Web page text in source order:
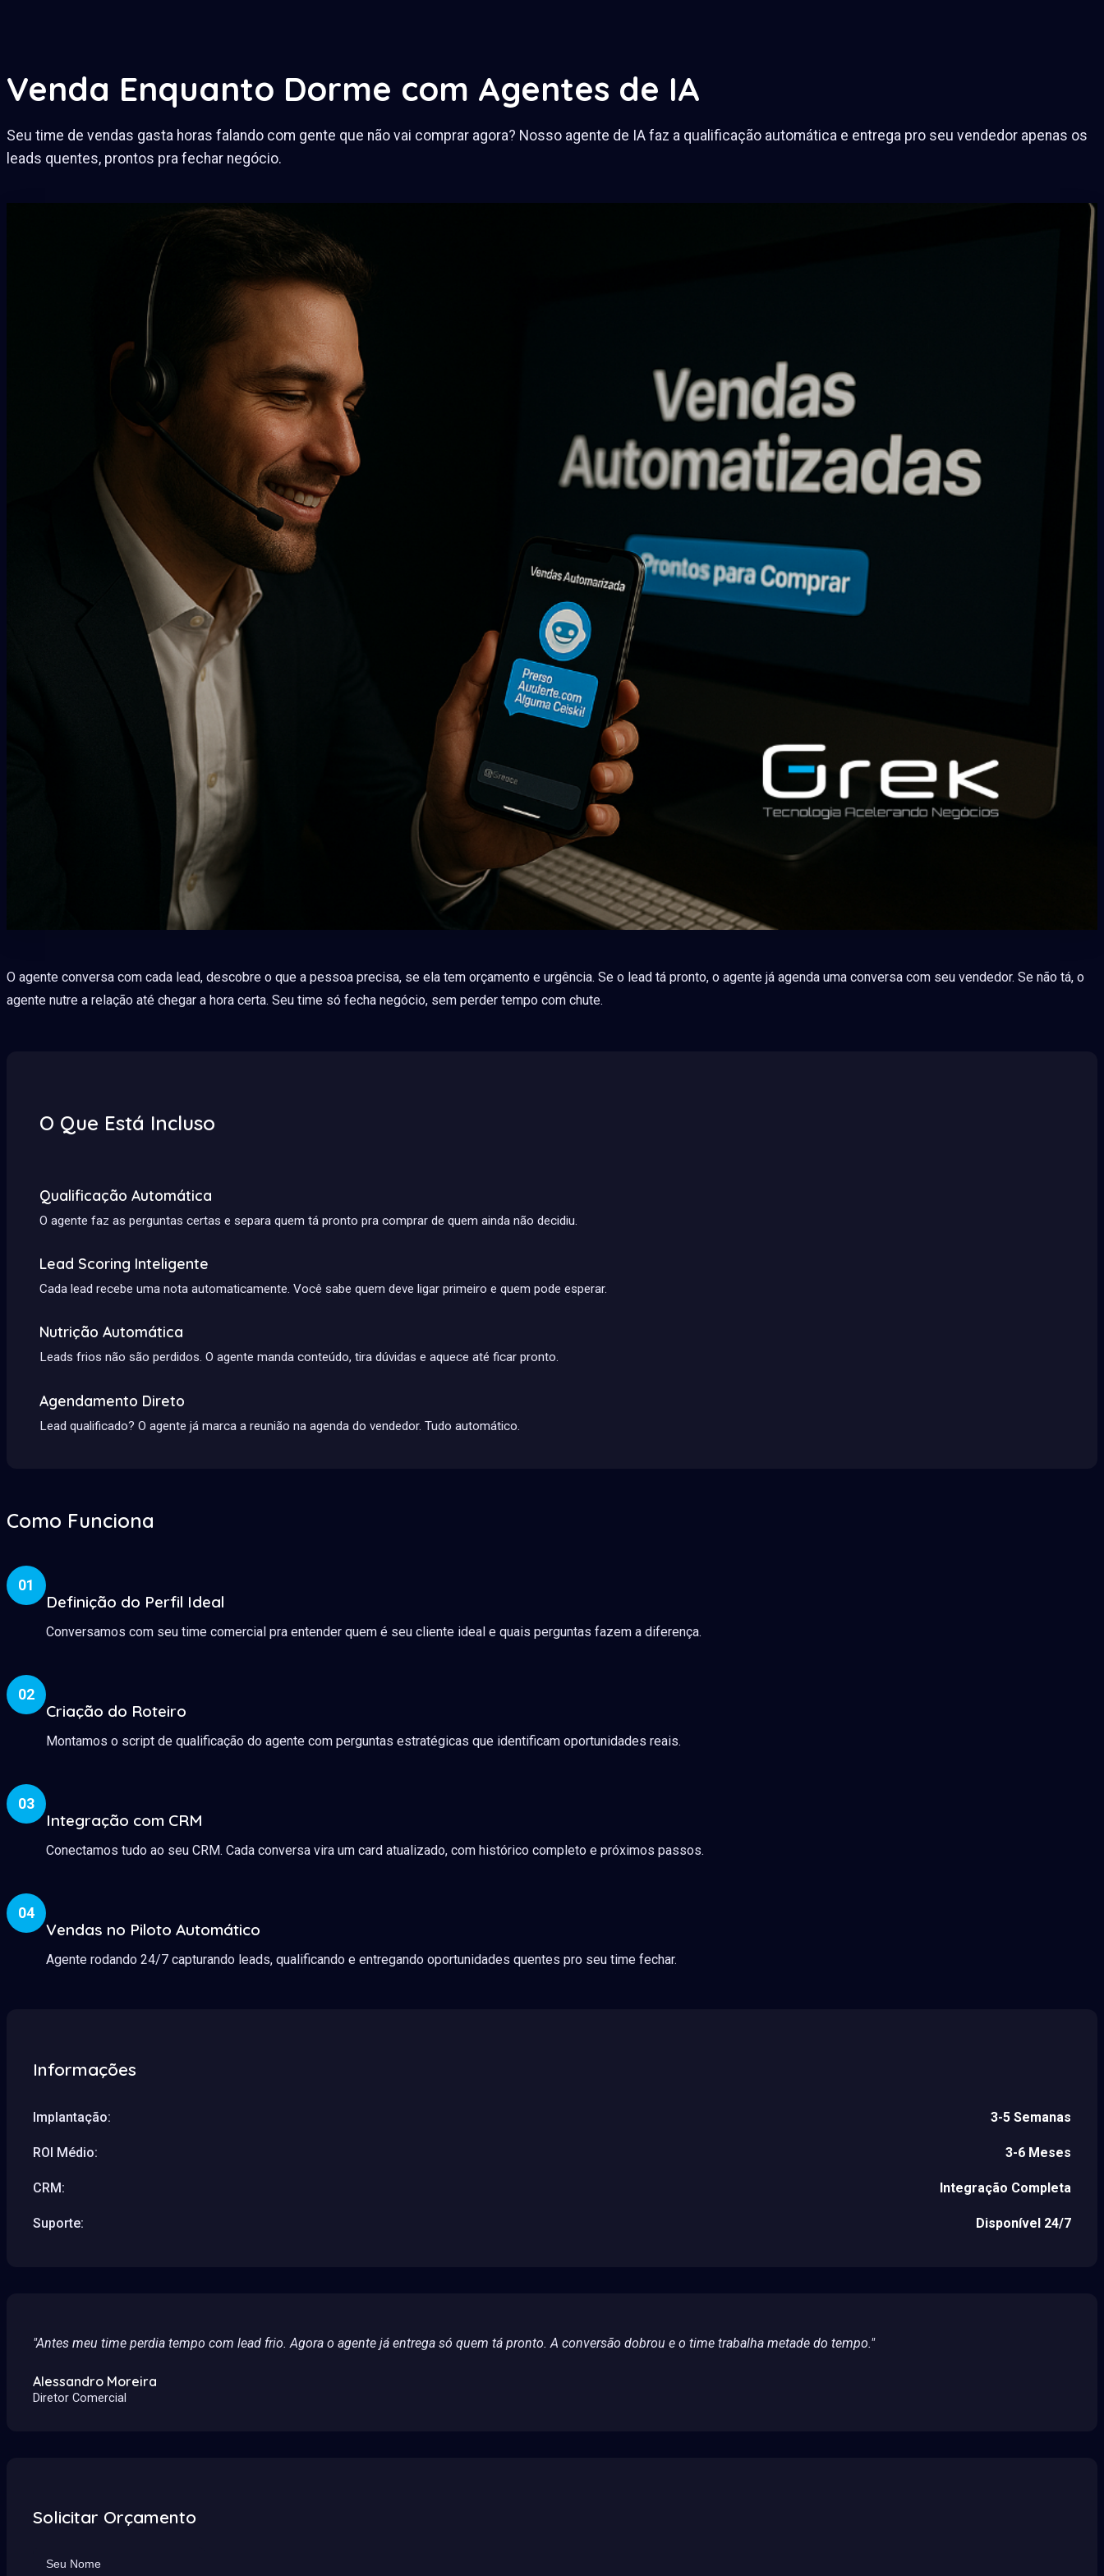
Venda Enquanto Dorme com Agentes de IA
Seu time de vendas gasta horas falando com gente que não vai comprar agora? Nosso agente de IA faz a qualificação automática e entrega pro seu vendedor apenas os
leads quentes, prontos pra fechar negócio.
O agente conversa com cada lead, descobre o que a pessoa precisa, se ela tem orçamento e urgência. Se o lead tá pronto, o agente já agenda uma conversa com seu vendedor. Se não tá, o
agente nutre a relação até chegar a hora certa. Seu time só fecha negócio, sem perder tempo com chute.
O Que Está Incluso
Qualificação Automática
O agente faz as perguntas certas e separa quem tá pronto pra comprar de quem ainda não decidiu.
Lead Scoring Inteligente
Cada lead recebe uma nota automaticamente. Você sabe quem deve ligar primeiro e quem pode esperar.
Nutrição Automática
Leads frios não são perdidos. O agente manda conteúdo, tira dúvidas e aquece até ficar pronto.
Agendamento Direto
Lead qualificado? O agente já marca a reunião na agenda do vendedor. Tudo automático.
Como Funciona
01
Definição do Perfil Ideal
Conversamos com seu time comercial pra entender quem é seu cliente ideal e quais perguntas fazem a diferença.
02
Criação do Roteiro
Montamos o script de qualificação do agente com perguntas estratégicas que identificam oportunidades reais.
03
Integração com CRM
Conectamos tudo ao seu CRM. Cada conversa vira um card atualizado, com histórico completo e próximos passos.
04
Vendas no Piloto Automático
Agente rodando 24/7 capturando leads, qualificando e entregando oportunidades quentes pro seu time fechar.
Informações
Implantação: 3-5 Semanas
ROI Médio: 3-6 Meses
CRM: Integração Completa
Suporte: Disponível 24/7
"Antes meu time perdia tempo com lead frio. Agora o agente já entrega só quem tá pronto. A conversão dobrou e o time trabalha metade do tempo."
Alessandro Moreira
Diretor Comercial
Solicitar Orçamento